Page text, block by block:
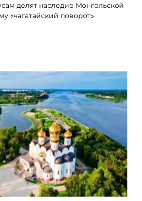
делят наследие Монгольской
«чагатайский поворот»